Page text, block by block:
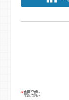
*帳號: